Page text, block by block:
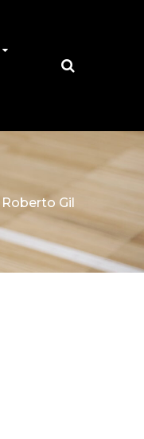
Roberto Gil